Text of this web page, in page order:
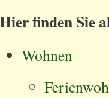
Hier finden Sie
Wohnen